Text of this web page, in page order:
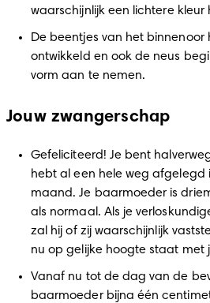
waarschijnlijk een lichtere kleur
De beentjes van het binnenoor
ontwikkeld en ook de neus
vorm aan te nemen.
Jouw zwangerschap
Gefeliciteerd! Je bent
hebt al een hele weg afgelegd
maand. Je baarmoeder is
als normaal. Als je
zal hij of zij waarschijnlijk
nu op gelijke hoogte staat met
Vanaf nu tot de dag van de
baarmoeder bijna één